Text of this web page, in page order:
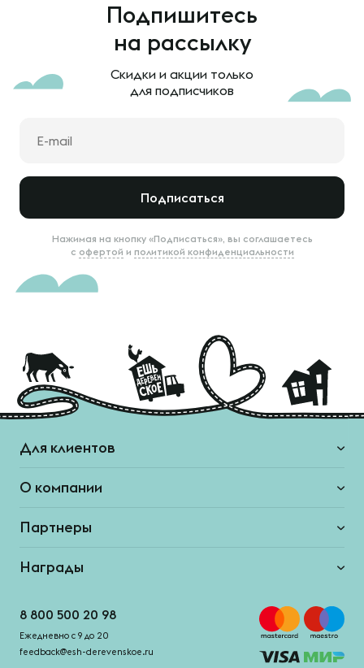
Подпишитесь
на рассылку
Скидки и акции только
для подписчиков
Подписаться
Нажимая на кнопку «Подписаться», вы соглашаетесь
с офертой и политикой конфиденциальности
Для клиентов
О компании
Партнеры
Награды
8 800 500 20 98
Ежедневно с 9 до 20
feedback@esh-derevenskoe.ru